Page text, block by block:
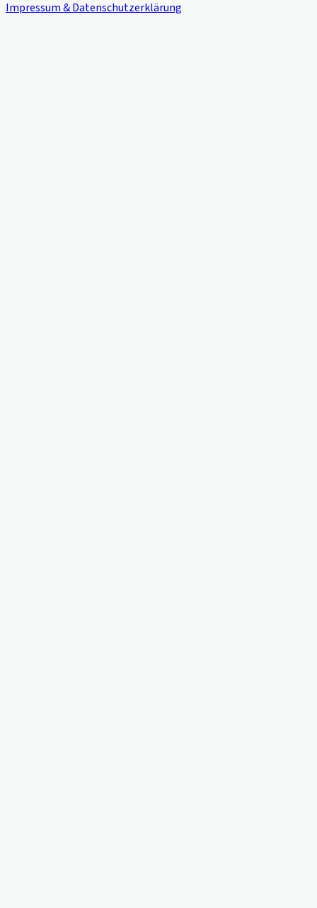
Impressum & Datenschutzerklärung